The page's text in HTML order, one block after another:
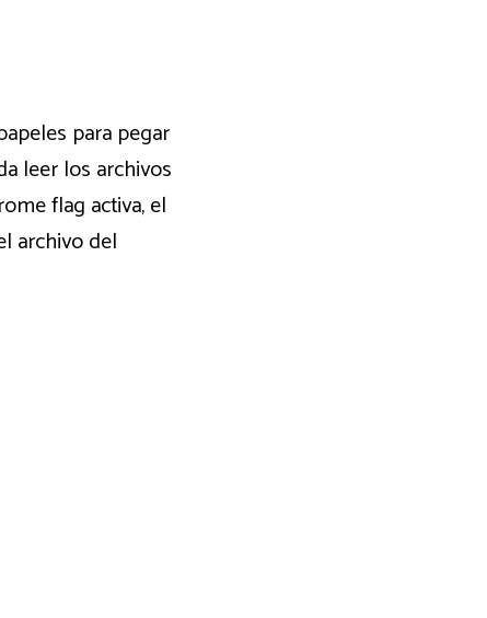
para pegar
leer los archivos
flag activa, el
archivo del